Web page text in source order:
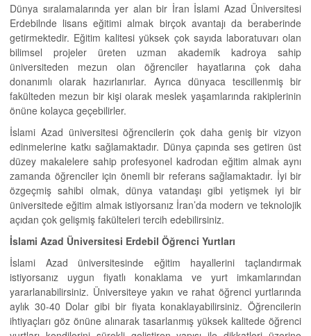
Dünya sıralamalarında yer alan bir İran İslami Azad Üniversitesi
Erdebilnde lisans eğitimi almak birçok avantajı da beraberinde
getirmektedir. Eğitim kalitesi yüksek çok sayıda laboratuvarı olan
bilimsel projeler üreten uzman akademik kadroya sahip
üniversiteden mezun olan öğrenciler hayatlarına çok daha
donanımlı olarak hazırlanırlar. Ayrıca dünyaca tescillenmiş bir
fakülteden mezun bir kişi olarak meslek yaşamlarında rakiplerinin
önüne kolayca geçebilirler.
İslami Azad üniversitesi öğrencilerin çok daha geniş bir vizyon
edinmelerine katkı sağlamaktadır. Dünya çapında ses getiren üst
düzey makalelere sahip profesyonel kadrodan eğitim almak aynı
zamanda öğrenciler için önemli bir referans sağlamaktadır. İyi bir
özgeçmiş sahibi olmak, dünya vatandaşı gibi yetişmek iyi bir
üniversitede eğitim almak istiyorsanız İran’da modern ve teknolojik
açıdan çok gelişmiş fakülteleri tercih edebilirsiniz.
İslami Azad Üniversitesi Erdebil Öğrenci Yurtları
İslami Azad üniversitesinde eğitim hayallerini taçlandırmak
istiyorsanız uygun fiyatlı konaklama ve yurt imkamlarından
yararlanabilirsiniz. Üniversiteye yakın ve rahat öğrenci yurtlarında
aylık 30-40 Dolar gibi bir fiyata konaklayabilirsiniz. Öğrencilerin
ihtiyaçları göz önüne alınarak tasarlanmış yüksek kalitede öğrenci